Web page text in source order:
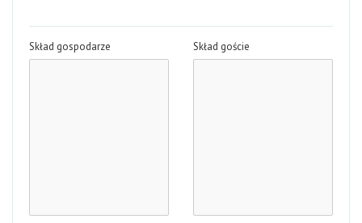
Skład gospodarze Skład goście